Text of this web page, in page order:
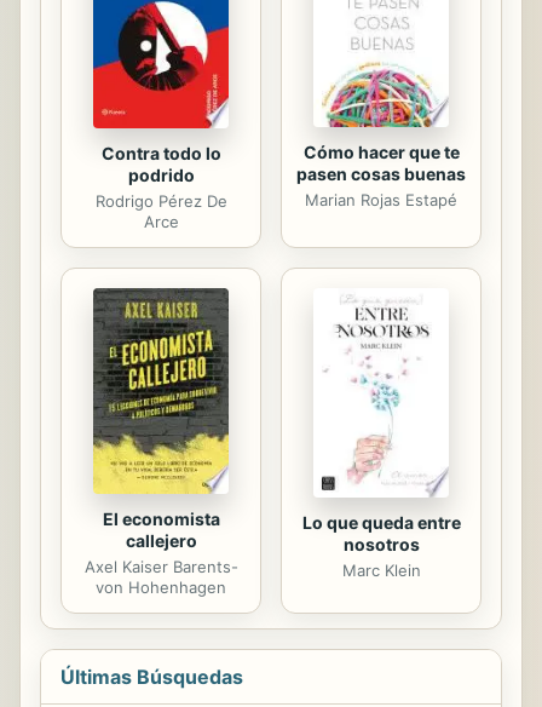
Contra todo lo
podrido
Rodrigo Pérez De
Arce
Cómo hacer que te
pasen cosas buenas
Marian Rojas Estapé
El economista
callejero
Axel Kaiser Barents-
von Hohenhagen
Lo que queda entre
nosotros
Marc Klein
Últimas Búsquedas